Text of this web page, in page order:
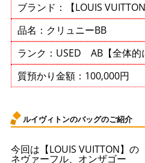
ブランド：【LOUIS
品名：クリュニーBB
ランク：USED AB【全体的
質預かり金額：100,000円
ルイヴィトンのバッグのご紹介
今回は【LOUIS VUITTON】の
ネヴァーフル、オンザゴー